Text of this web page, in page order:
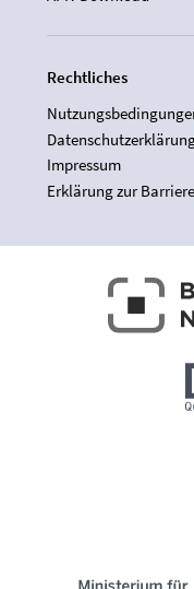
Rechtliches
Impressum
Erklärung zur